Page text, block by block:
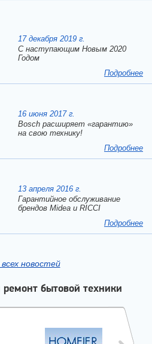
17 декабря 2019 г.
C наступающим Новым 2020
Годом
Подробнее
16 июня 2017 г.
Bosch расширяет «гарантию»
на свою технику!
Подробнее
13 апреля 2016 г.
Гарантийное обслуживание
брендов Midea и RICCI
Подробнее
новостей
бытовой техники